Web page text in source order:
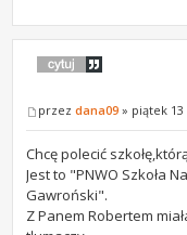
przezdana09 » piątek 13
Chcę polecić
Jest to "PNWO Szkoła
Gawroński".
Z Panem Robertem